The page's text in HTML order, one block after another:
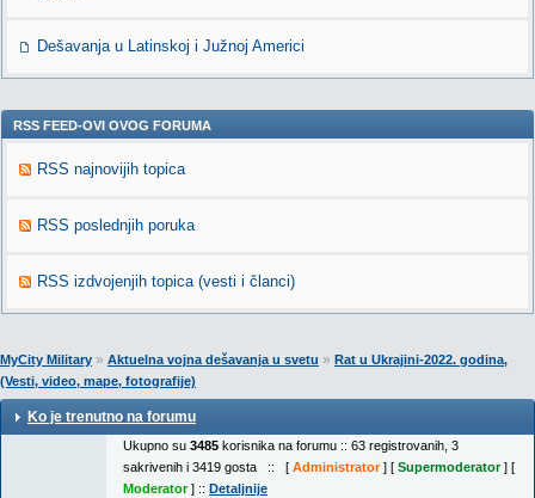
Dešavanja u Latinskoj i Južnoj Americi
RSS FEED-OVI OVOG FORUMA
RSS najnovijih topica
RSS poslednjih poruka
RSS izdvojenjih topica (vesti i članci)
MyCity Military » Aktuelna vojna dešavanja u svetu » Rat u Ukrajini-2022. godina,
(Vesti, video, mape, fotografije)
Ko je trenutno na forumu
Ukupno su 3485 korisnika na forumu :: 63 registrovanih, 3
sakrivenih i 3419 gosta :: [ Administrator] [ Supermoderator] [
Moderator] :: Detaljnije